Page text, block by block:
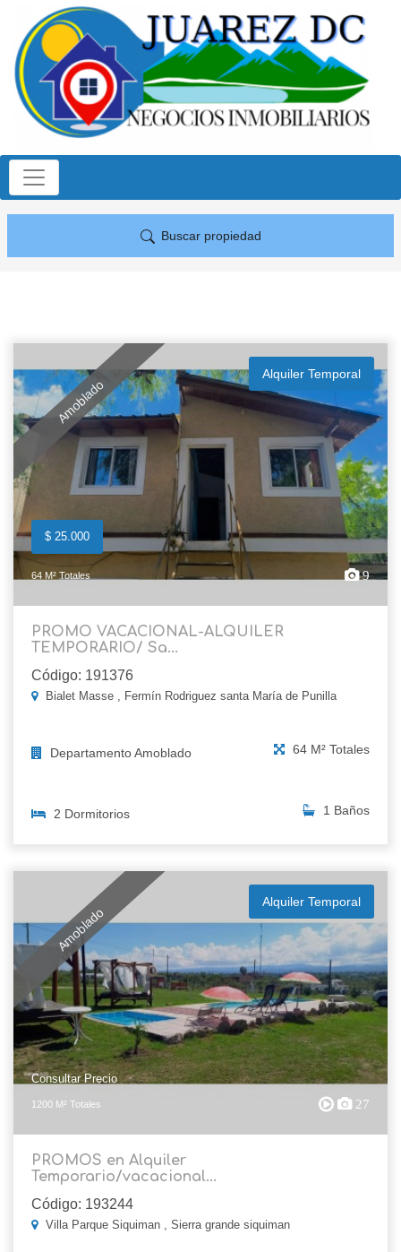
Buscar propiedad
Amoblado
Alquiler Temporal
$ 25.000
64 M² Totales 9
PROMO VACACIONAL-ALQUILER
TEMPORARIO/ Sa...
Código: 191376
Bialet Masse , Fermín Rodriguez santa María de Punilla
Departamento Amoblado 64 M² Totales
2 Dormitorios 1 Baños
Amoblado
Alquiler Temporal
Consultar Precio
1200 M² Totales 27
PROMOS en Alquiler
Temporario/vacacional...
Código: 193244
Villa Parque Siquiman , Sierra grande siquiman